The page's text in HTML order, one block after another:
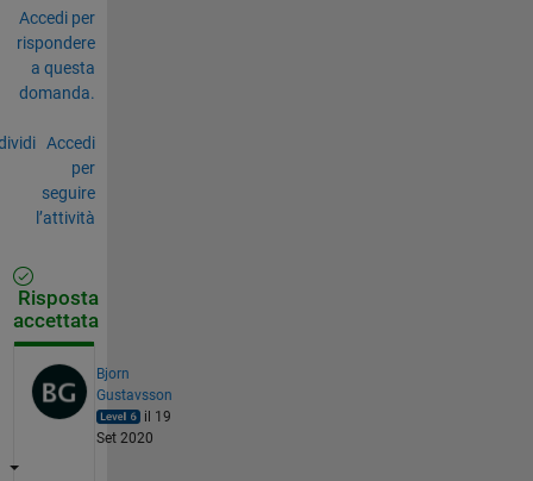
Accedi per
rispondere
a questa
domanda.
Accedi
per
seguire
l’attività
Risposta
accettata
Bjorn
Gustavsson
il 19
Set 2020